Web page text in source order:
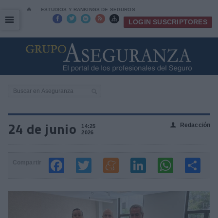
⌂ ESTUDIOS Y RANKINGS DE SEGUROS
     LOGIN SUSCRIPTORES
☰
☰
24 de junio
14:25
2026
👤 Redacción